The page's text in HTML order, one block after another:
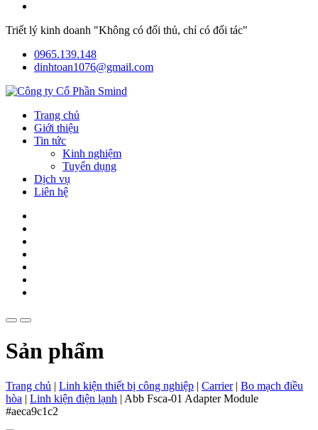
Triết lý kinh doanh "Không có đối thủ, chỉ có đối tác"
0965.139.148
dinhtoan1076@gmail.com
Trang chủ
Giới thiệu
Tin tức
Kinh nghiệm
Tuyển dụng
Dịch vụ
Liên hệ
Sản phẩm
Trang chủ | Linh kiện thiết bị công nghiệp | Carrier| Bo mạch điều
hòa | Linh kiện điện lạnh | Abb Fsca-01 Adapter Module
#aeca9c1c2